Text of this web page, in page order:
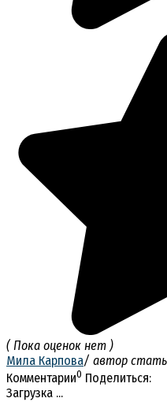
( Пока оценок нет )
Мила Карпова/ автор
Комментарии0 Поделиться:
Загрузка ...